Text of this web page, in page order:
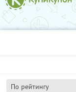
По рейтингу